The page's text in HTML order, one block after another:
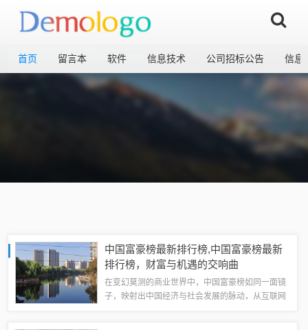
首页 留言本 软件 信息技术 公司招标公告 信息
中国富豪榜最新排行榜,中国富豪榜最新
排行榜，财富与机遇的交响曲
在变幻莫测的商业世界中，中国富豪榜如同一面镜
子，映射出中国经济与社会发展的脉动，从互联网